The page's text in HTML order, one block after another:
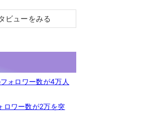
ビューをみる
ロワー数が4万人
ワー数が2万を突